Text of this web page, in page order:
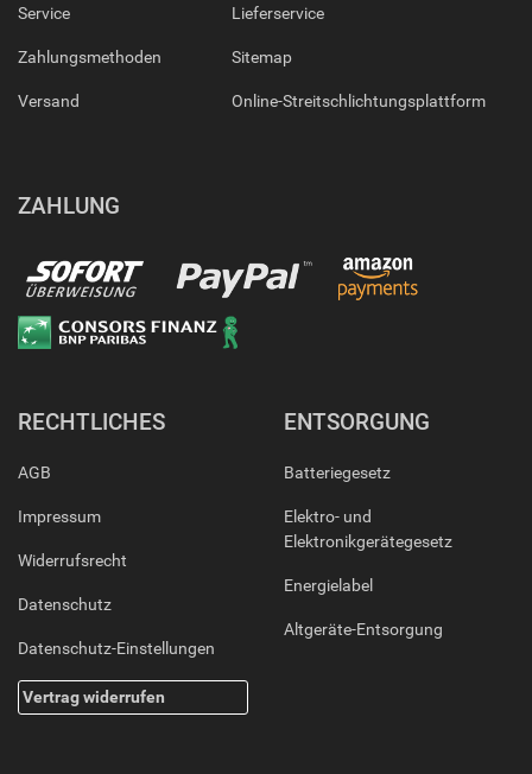
Service
Zahlungsmethoden
Versand
Lieferservice
Sitemap
Online-Streitschlichtungsplattform
ZAHLUNG
RECHTLICHES
AGB
Impressum
Widerrufsrecht
Datenschutz
Datenschutz-Einstellungen
Vertrag widerrufen
ENTSORGUNG
Batteriegesetz
Elektro- und
Elektronikgerätegesetz
Energielabel
Altgeräte-Entsorgung